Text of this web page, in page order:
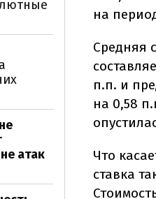
на
Средняя
п.п. и
на 0,58
Что
ставка
атак